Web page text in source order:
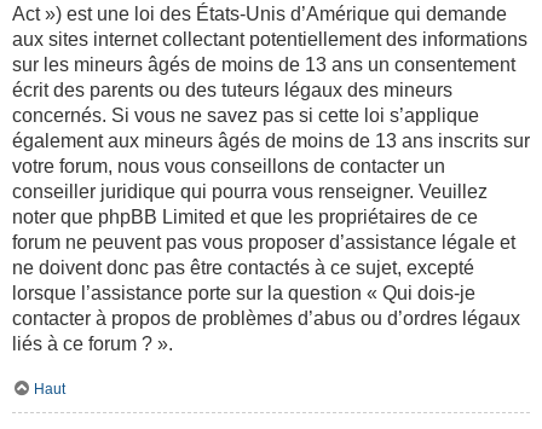
Act ») est une loi des États-Unis d’Amérique qui demande
aux sites internet collectant potentiellement des informations
sur les mineurs âgés de moins de 13 ans un consentement
écrit des parents ou des tuteurs légaux des mineurs
concernés. Si vous ne savez pas si cette loi s’applique
également aux mineurs âgés de moins de 13 ans inscrits sur
votre forum, nous vous conseillons de contacter un
conseiller juridique qui pourra vous renseigner. Veuillez
noter que phpBB Limited et que les propriétaires de ce
forum ne peuvent pas vous proposer d’assistance légale et
ne doivent donc pas être contactés à ce sujet, excepté
lorsque l’assistance porte sur la question « Qui dois-je
contacter à propos de problèmes d’abus ou d’ordres légaux
liés à ce forum ? ».
Haut